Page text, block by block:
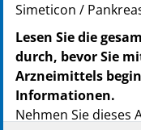
Simeticon /
Lesen Sie die
durch, bevor Sie
Arzneimittels
Informationen.
Nehmen Sie dieses